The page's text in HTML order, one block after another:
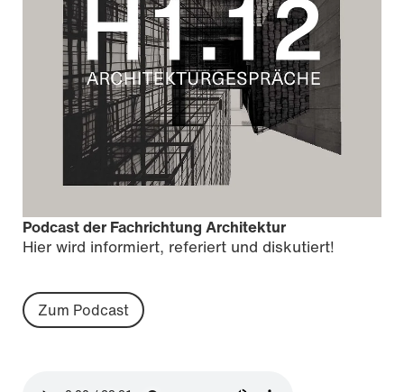
Podcast der Fachrichtung Architektur
Hier wird informiert, referiert und diskutiert!
Zum Podcast